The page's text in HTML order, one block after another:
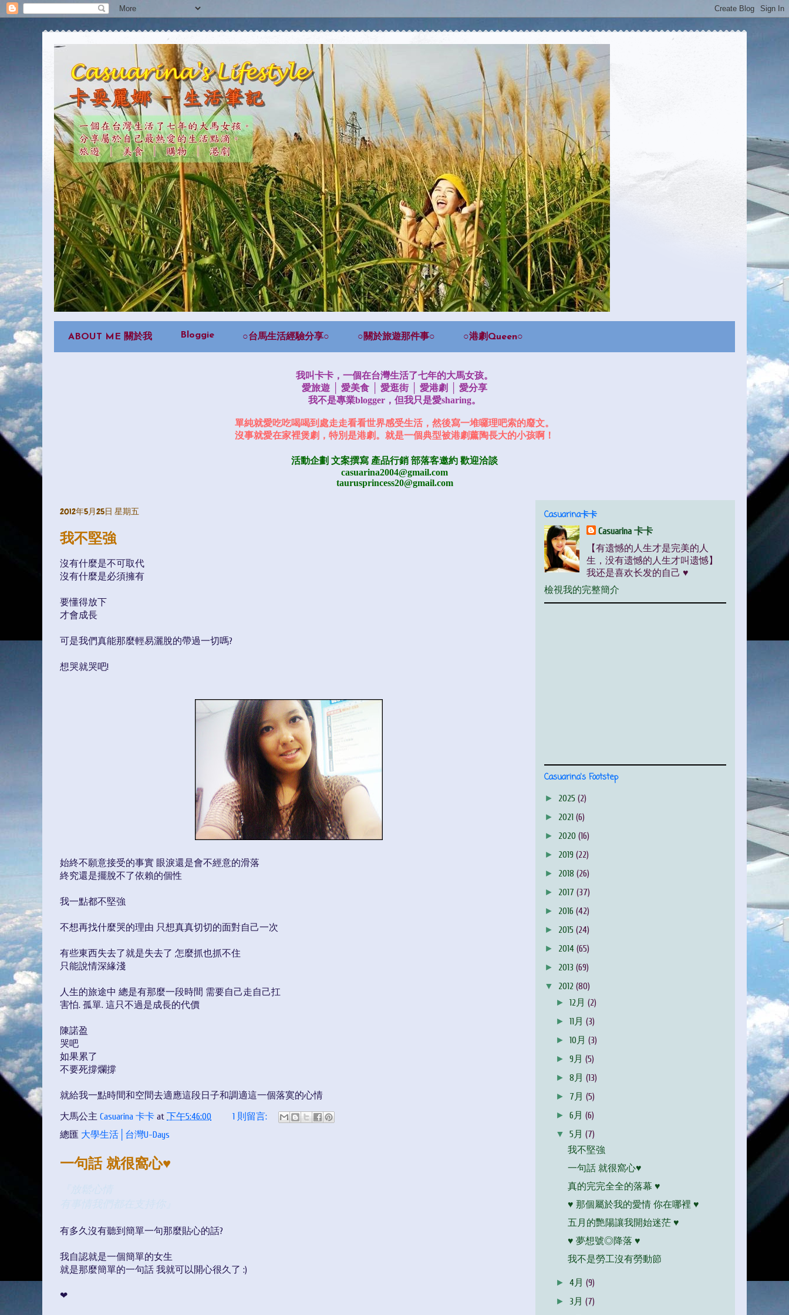
ABOUT ME 關於我 Bloggie ○台馬生活經驗分享○ ○關於旅遊那件事○ ○港劇Queen○
我叫卡卡，一個在台灣生活了七年的大馬女孩。
愛旅遊 │ 愛美食 │ 愛逛街 │ 愛港劇 │ 愛分享
我不是專業blogger，但我只是愛sharing。
單純就愛吃吃喝喝到處走走看看世界感受生活，然後寫一堆囉理吧索的廢文。
沒事就愛在家裡煲劇，特別是港劇。就是一個典型被港劇薰陶長大的小孩啊！
活動企劃 文案撰寫 產品行銷 部落客邀約 歡迎洽談
casuarina2004@gmail.com
taurusprincess20@gmail.com
2012年5月25日 星期五
我不堅強
沒有什麼是不可取代
沒有什麼是必須擁有
要懂得放下
才會成長
可是我們真能那麼輕易灑脫的帶過一切嗎?
想哭就哭吧!
始終不願意接受的事實 眼淚還是會不經意的滑落
終究還是擺脫不了依賴的個性
我一點都不堅強
不想再找什麼哭的理由 只想真真切切的面對自己一次
有些東西失去了就是失去了 怎麼抓也抓不住
只能說情深緣淺
人生的旅途中 總是有那麼一段時間 需要自己走自己扛
害怕. 孤單. 這只不過是成長的代價
陳諾盈
哭吧
如果累了
不要死撐爛撐
就給我一點時間和空間去適應這段日子和調適這一個落寞的心情
大馬公主 Casuarina 卡卡 at 下午5:46:00
1 則留言:
總匯 大學生活│台灣U-Days
一句話 就很窩心♥
有多久沒有聽到簡單一句那麼貼心的話?
我自認就是一個簡單的女生
就是那麼簡單的一句話 我就可以開心很久了 :)
❤
Casuarina卡卡
Casuarina 卡卡
【有遗憾的人生才是完美的人
生，没有遗憾的人生才叫遗憾】
我还是喜欢长发的自己 ♥
檢視我的完整簡介
Casuarina's Footstep
► 2025 (2)
► 2021 (6)
► 2020 (16)
► 2019 (22)
► 2018 (26)
► 2017 (37)
► 2016 (42)
► 2015 (24)
► 2014 (65)
► 2013 (69)
▼ 2012 (80)
►12月(2)
►11月(3)
►10月(3)
►9月(5)
►8月(13)
► 7月(5)
►6月(6)
▼5月(7)
我不堅強
一句話 就很窩心♥
真的完完全全的落幕 ♥
♥ 那個屬於我的愛情 你在哪裡 ♥
五月的艷陽讓我開始迷茫 ♥
♥ 夢想號◎降落 ♥
我不是勞工沒有勞動節
►4月(9)
► 3月(7)